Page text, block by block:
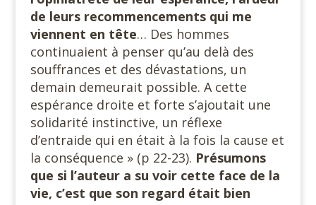
de leurs recommencements qui me
viennent en tête… Des hommes
continuaient à penser qu’au delà des
souffrances et des dévastations, un
demain demeurait possible. A cette
espérance droite et forte s’ajoutait une
solidarité instinctive, un réflexe
d’entraide qui en était à la fois la cause et
la conséquence » (p 22-23). Présumons
que si l’auteur a su voir cette face de la
vie, c’est que son regard était bien